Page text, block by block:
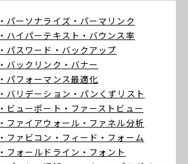
・パーソナライズ ・パーマリンク
・ハイパーテキスト ・バウンス率
・パスワード ・バックアップ
・バックリンク ・バナー
・パフォーマンス最適化
・バリデーション ・パンくずリスト
・ビューポート ・ファーストビュー
・ファイアウォール ・ファネル分析
・ファビコン ・フィード ・フォーム
・フォールドライン ・フォント